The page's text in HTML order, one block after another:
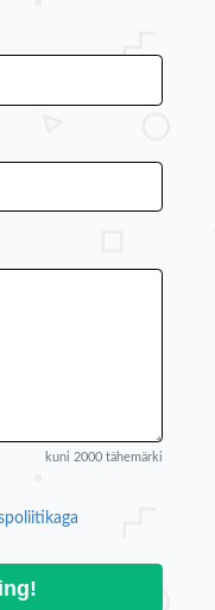
kuni 2000 tähemärki